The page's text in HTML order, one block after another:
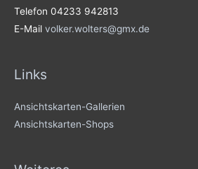
Telefon 04233 942813
E-Mail volker.wolters@gmx.de
Links
Ansichtskarten-Gallerien
Ansichtskarten-Shops